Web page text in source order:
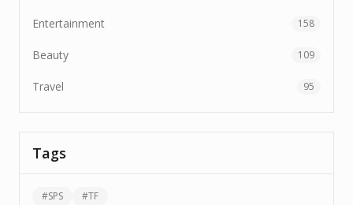
Entertainment 158
Beauty 109
Travel 95
Tags
#SPS #TF